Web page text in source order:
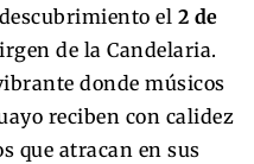
el 2 de
de la Candelaria.
donde músicos
reciben con calidez
que atracan en sus